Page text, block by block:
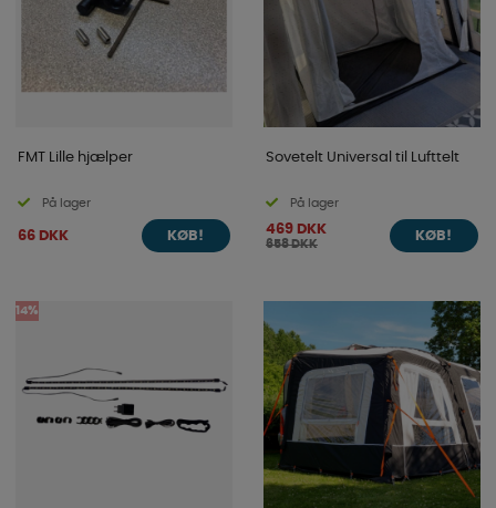
FMT Lille hjælper
På lager
66 DKK KØB!
Sovetelt Universal til Lufttelt
På lager
469 DKK
658 DKK
KØB!
14%